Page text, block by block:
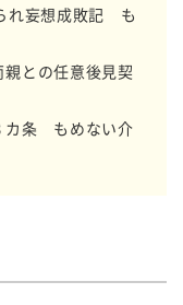
れ妄想成敗記 も
親との任意後見契
カ条 もめない介